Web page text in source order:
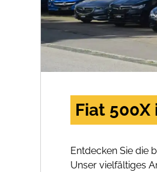
Fiat
Entdecken Sie die
Unser vielfältiges